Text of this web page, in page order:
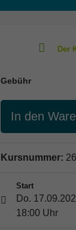
Gebühr
In den
Kursnummer:
Start
Do.
18:00 Uhr